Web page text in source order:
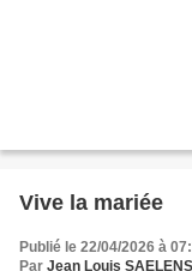
Vive la mariée
Publié le 22/04/2026 à
Par Jean Louis SAELENS